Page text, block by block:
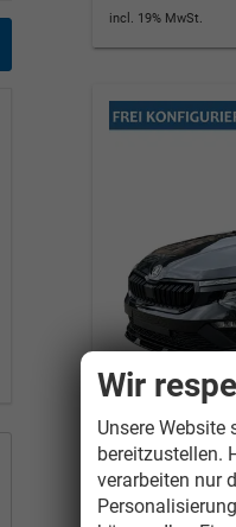
incl. 19% MwSt.
Skoda Kamiq
Wir
Unsere Website
bereitzustellen.
verarbeiten nur